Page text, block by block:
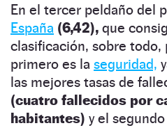
En el tercer peldaño del
España (6,42), que
clasificación, sobre todo,
primero es la seguridad,
las mejores tasas de
(cuatro fallecidos por
habitantes) y el